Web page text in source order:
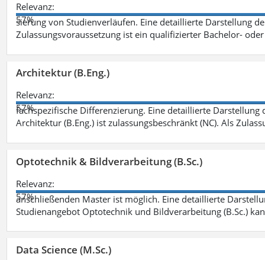
Relevanz:
57%
sierung von Studienverläufen. Eine detaillierte Darstellung
Zulassungsvoraussetzung ist ein qualifizierter Bachelor-
Architektur (B.Eng.)
Relevanz:
57%
fachspezifische Differenzierung. Eine detaillierte
Architektur (B.Eng.) ist zulassungsbeschränkt (NC). Als
Optotechnik & Bildverarbeitung (B.Sc.)
Relevanz:
57%
anschließenden Master ist möglich. Eine detaillierte
Studienangebot Optotechnik und Bildverarbeitung (B.Sc.)
Data Science (M.Sc.)